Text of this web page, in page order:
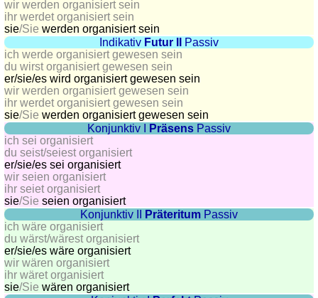
Quiz
de
géographie
Quiz
des
pays
Quiz
des
fleuves
et
des
villes
Quiz
des
drapeaux,
blasons,
monnaie
wir werden organisiert sein
ihr werdet organisiert sein
sie/Sie werden organisiert sein
Indikativ Futur II
Passiv
ich werde organisiert gewesen sein
du wirst organisiert gewesen sein
er/sie/es wird organisiert gewesen sein
wir werden organisiert gewesen sein
ihr werdet organisiert gewesen sein
sie/Sie werden organisiert gewesen sein
Konjunktiv I
Präsens Passiv
ich sei organisiert
du seist/seiest organisiert
er/sie/es sei organisiert
wir seien organisiert
ihr seiet organisiert
sie/Sie seien organisiert
Konjunktiv II
Präteritum Passiv
ich wäre organisiert
du wärst/wärest organisiert
er/sie/es wäre organisiert
wir wären organisiert
ihr wäret organisiert
sie/Sie wären organisiert